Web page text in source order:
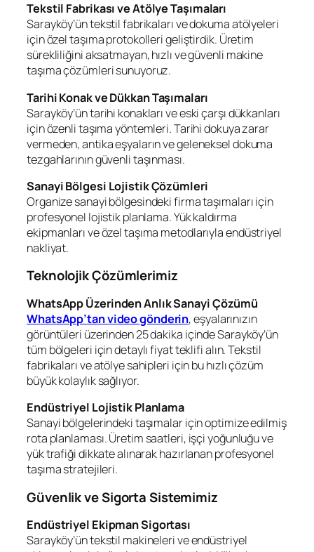
Tekstil Fabrikası ve Atölye Taşımaları
Sarayköy’ün tekstil fabrikaları ve dokuma atölyeleri
için özel taşıma protokolleri geliştirdik. Üretim
sürekliliğini aksatmayan, hızlı ve güvenli makine
taşıma çözümleri sunuyoruz.
Tarihi Konak ve Dükkan Taşımaları
Sarayköy’ün tarihi konakları ve eski çarşı dükkanları
için özenli taşıma yöntemleri. Tarihi dokuya zarar
vermeden, antika eşyaların ve geleneksel dokuma
tezgahlarının güvenli taşınması.
Sanayi Bölgesi Lojistik Çözümleri
Organize sanayi bölgesindeki firma taşımaları için
profesyonel lojistik planlama. Yük kaldırma
ekipmanları ve özel taşıma metodlarıyla endüstriyel
nakliyat.
Teknolojik Çözümlerimiz
WhatsApp Üzerinden Anlık Sanayi Çözümü
WhatsApp’tan video gönderin, eşyalarınızın
görüntüleri üzerinden 25 dakika içinde Sarayköy’ün
tüm bölgeleri için detaylı fiyat teklifi alın. Tekstil
fabrikaları ve atölye sahipleri için bu hızlı çözüm
büyük kolaylık sağlıyor.
Endüstriyel Lojistik Planlama
Sanayi bölgelerindeki taşımalar için optimize edilmiş
rota planlaması. Üretim saatleri, işçi yoğunluğu ve
yük trafiği dikkate alınarak hazırlanan profesyonel
taşıma stratejileri.
Güvenlik ve Sigorta Sistemimiz
Endüstriyel Ekipman Sigortası
Sarayköy’ün tekstil makineleri ve endüstriyel